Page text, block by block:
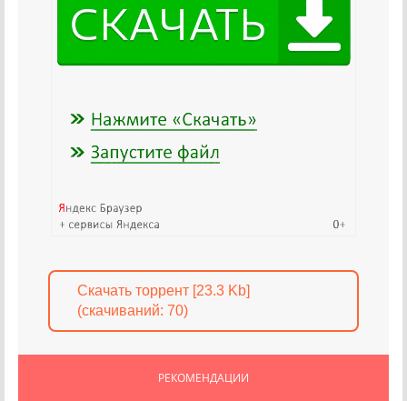
Скачать торрент [23.3 Kb]
(cкачиваний: 70)
РЕКОМЕНДАЦИИ